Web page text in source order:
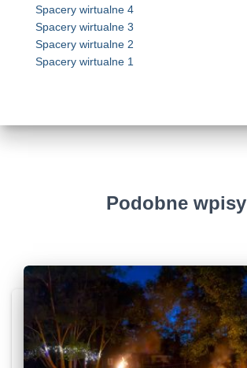
Spacery wirtualne 4
Spacery wirtualne 3
Spacery wirtualne 2
Spacery wirtualne 1
Podobne wpisy